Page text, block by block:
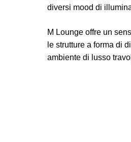
diversi mood di
M Lounge offre un
le strutture a forma di
ambiente di lusso